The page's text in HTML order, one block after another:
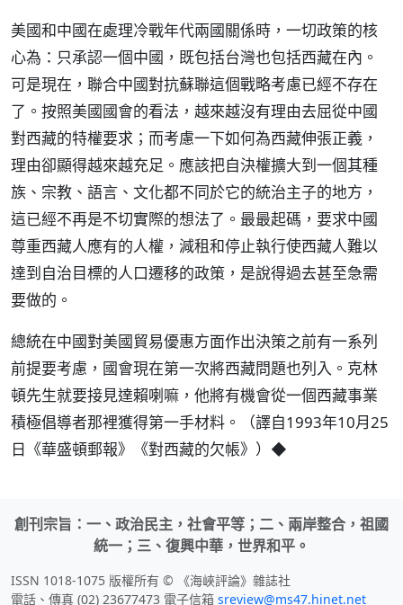
美國和中國在處理冷戰年代兩國關係時，一切政策的核
心為：只承認一個中國，既包括台灣也包括西藏在內。
可是現在，聯合中國對抗蘇聯這個戰略考慮已經不存在
了。按照美國國會的看法，越來越沒有理由去屈從中國
對西藏的特權要求；而考慮一下如何為西藏伸張正義，
理由卻顯得越來越充足。應該把自決權擴大到一個其種
族、宗教、語言、文化都不同於它的統治主子的地方，
這已經不再是不切實際的想法了。最最起碼，要求中國
尊重西藏人應有的人權，減租和停止執行使西藏人難以
達到自治目標的人口遷移的政策，是說得過去甚至急需
要做的。
總統在中國對美國貿易優惠方面作出決策之前有一系列
前提要考慮，國會現在第一次將西藏問題也列入。克林
頓先生就要接見達賴喇嘛，他將有機會從一個西藏事業
積極倡導者那裡獲得第一手材料。（譯自1993年10月25
日《華盛頓郵報》《對西藏的欠帳》）◆
創刊宗旨：一、政治民主，社會平等；二、兩岸整合，祖國
統一；三、復興中華，世界和平。
ISSN 1018-1075 版權所有 © 《海峽評論》雜誌社
電話、傳真 (02) 23677473 電子信箱 sreview@ms47.hinet.net